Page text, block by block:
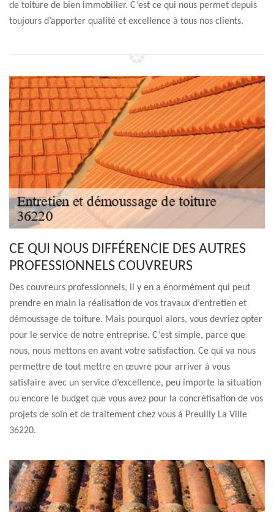
de toiture de bien immobilier. C’est ce qui nous permet depuis
toujours d’apporter qualité et excellence à tous nos clients.
CE QUI NOUS DIFFÉRENCIE DES AUTRES
PROFESSIONNELS COUVREURS
Des couvreurs professionnels, il y en a énormément qui peut
prendre en main la réalisation de vos travaux d’entretien et
démoussage de toiture. Mais pourquoi alors, vous devriez opter
pour le service de notre entreprise. C’est simple, parce que
nous, nous mettons en avant votre satisfaction. Ce qui va nous
permettre de tout mettre en œuvre pour arriver à vous
satisfaire avec un service d’excellence, peu importe la situation
ou encore le budget que vous avez pour la concrétisation de vos
projets de soin et de traitement chez vous à Preuilly La Ville
36220.